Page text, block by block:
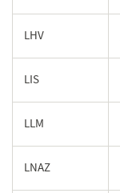
LHV
LIS
LLM
LNAZ